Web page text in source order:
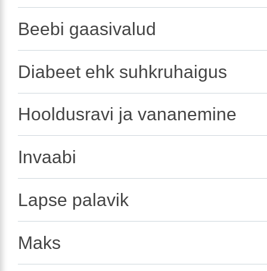
Beebi gaasivalud
Diabeet ehk suhkruhaigus
Hooldusravi ja vananemine
Invaabi
Lapse palavik
Maks